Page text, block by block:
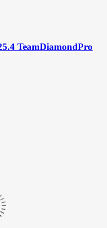
TeamDiamondPro